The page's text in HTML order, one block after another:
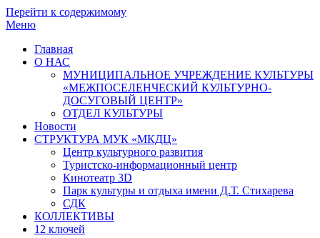
Перейти к содержимому
Меню
Главная
О НАС
МУНИЦИПАЛЬНОЕ УЧРЕЖДЕНИЕ КУЛЬТУРЫ
«МЕЖПОСЕЛЕНЧЕСКИЙ КУЛЬТУРНО-
ДОСУГОВЫЙ ЦЕНТР»
ОТДЕЛ КУЛЬТУРЫ
Новости
СТРУКТУРА МУК «МКДЦ»
Центр культурного развития
Туристско-информационный центр
Кинотеатр 3D
Парк культуры и отдыха имени Д.Т. Стихарева
СДК
КОЛЛЕКТИВЫ
12 ключей